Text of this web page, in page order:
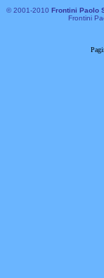
© 2001-2010 Frontini Paolo
Frontini